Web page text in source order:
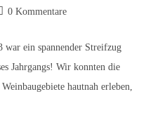
Beitrags-
0 Kommentare
war ein spannender Streifzug
Jahrgangs! Wir konnten die
hautnah erleben,